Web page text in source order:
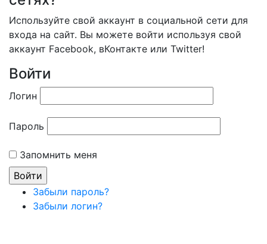
Используйте свой аккаунт в социальной сети для
входа на сайт. Вы можете войти используя свой
аккаунт Facebook, вКонтакте или Twitter!
Войти
Логин
Пароль
Запомнить меня
Забыли пароль?
Забыли логин?